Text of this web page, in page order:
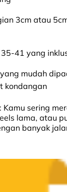
3cm atau
41 yang
mudah
kondangan
Kamu sering
lama, atau
banyak